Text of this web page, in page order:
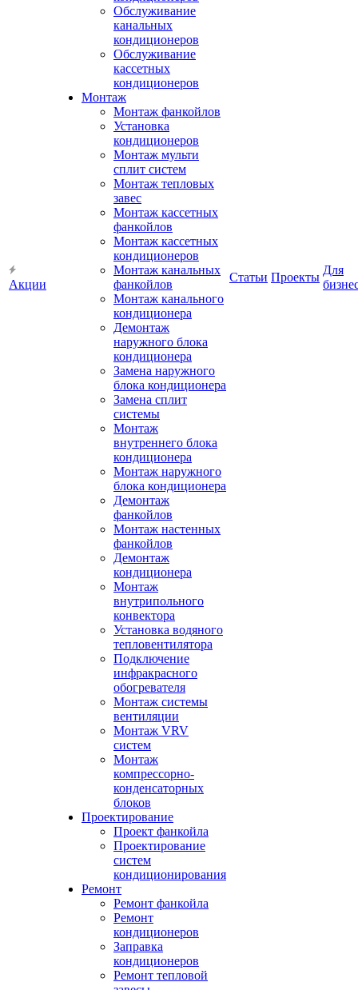
Акции
Обслуживание
канальных
кондиционеров
Обслуживание
кассетных
кондиционеров
Монтаж
Монтаж фанкойлов
Установка
кондиционеров
Монтаж мульти
сплит систем
Монтаж тепловых
завес
Монтаж кассетных
фанкойлов
Монтаж кассетных
кондиционеров
Монтаж канальных
фанкойлов
Монтаж канального
кондиционера
Демонтаж
наружного блока
кондиционера
Замена наружного
блока кондиционера
Замена сплит
системы
Монтаж
внутреннего блока
кондиционера
Монтаж наружного
блока кондиционера
Демонтаж
фанкойлов
Монтаж настенных
фанкойлов
Демонтаж
кондиционера
Монтаж
внутрипольного
конвектора
Установка водяного
тепловентилятора
Подключение
инфракрасного
обогревателя
Монтаж системы
вентиляции
Монтаж VRV
систем
Монтаж
компрессорно-
конденсаторных
блоков
Проектирование
Проект фанкойла
Проектирование
систем
кондиционирования
Ремонт
Ремонт фанкойла
Ремонт
кондиционеров
Заправка
кондиционеров
Ремонт тепловой
Статьи Проекты
Для